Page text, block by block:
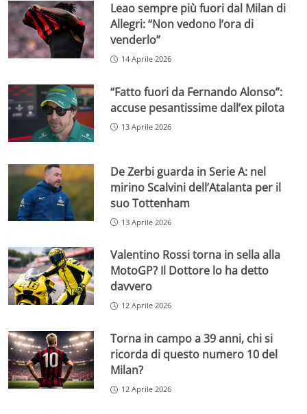
Leao sempre più fuori dal Milan di
Allegri: “Non vedono l’ora di
venderlo”
14 Aprile 2026
“Fatto fuori da Fernando Alonso”:
accuse pesantissime dall’ex pilota
13 Aprile 2026
De Zerbi guarda in Serie A: nel
mirino Scalvini dell’Atalanta per il
suo Tottenham
13 Aprile 2026
Valentino Rossi torna in sella alla
MotoGP? Il Dottore lo ha detto
davvero
12 Aprile 2026
Torna in campo a 39 anni, chi si
ricorda di questo numero 10 del
Milan?
12 Aprile 2026